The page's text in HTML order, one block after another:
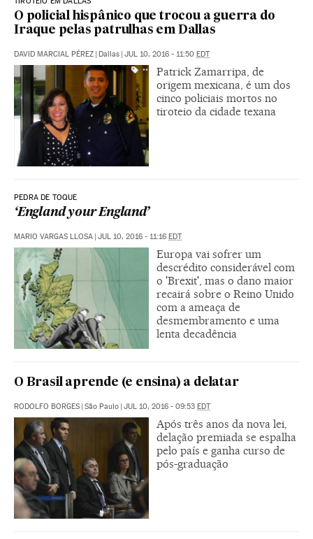
O policial hispânico que trocou a guerra do
Iraque pelas patrulhas em Dallas
DAVID MARCIAL PÉREZ | Dallas | JUL 10, 2016 - 11:50 EDT
Patrick Zamarripa, de
origem mexicana, é um dos
cinco policiais mortos no
tiroteio da cidade texana
PEDRA DE TOQUE
‘England your England’
MARIO VARGAS LLOSA | JUL 10, 2016 - 11:16 EDT
Europa vai sofrer um
descrédito considerável com
o 'Brexit', mas o dano maior
recairá sobre o Reino Unido
com a ameaça de
desmembramento e uma
lenta decadência
O Brasil aprende (e ensina) a delatar
RODOLFO BORGES | São Paulo | JUL 10, 2016 - 09:53 EDT
Após três anos da nova lei,
delação premiada se espalha
pelo país e ganha curso de
pós-graduação